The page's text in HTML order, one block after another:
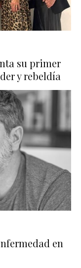
su primer
y rebeldía
en